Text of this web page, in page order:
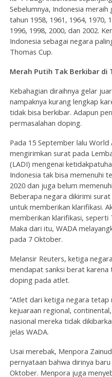
Sebelumnya, Indonesia
tahun 1958, 1961, 1964, 1970,
1996, 1998, 2000, dan 2002.
Indonesia sebagai negara
Thomas Cup.
Merah Putih Tak Berkibar di
Kebahagian diraihnya gelar
nampaknya kurang lengkap
tidak bisa berkibar. Adapun
permasalahan doping.
Pada 15 September lalu
mengirimkan surat pada
(LADI) mengenai
Indonesia tak bisa memenuhi
2020 dan juga belum
Beberapa negara dikirimi
untuk memberikan klarifikasi.
memberikan klarifikasi, seperti
Maka dari itu, WADA
pada 7 Oktober.
Melansir Reuters, ketiga
mendapat sanksi berat
doping pada atlet.
“Atlet dari ketiga negara tetap
kejuaraan regional,
nasional mereka tidak
jelas WADA.
Usai merebak, Menpora
pernyataan bahwa dirinya
Oktober. Menpora juga